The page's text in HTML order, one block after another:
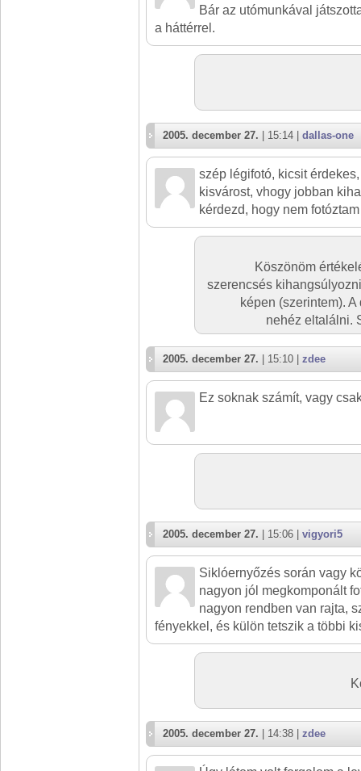
Bár az utómunkával
a háttérrel.
2005. december 27. | 15:14 | dallas-one
szép légifotó, kicsit
kisvárost, vhogy jobban
kérdezd, hogy nem
Köszönöm
szerencsés
képen (szerintem).
nehéz eltalálni.
2005. december 27. | 15:10 | zdee
Ez soknak számít, vagy
2005. december 27. | 15:06 | vigyori5
Siklóernyőzés során vagy
nagyon jól megkomponált
nagyon rendben van rajta,
fényekkel, és külön tetszik a többi
2005. december 27. | 14:38 | zdee